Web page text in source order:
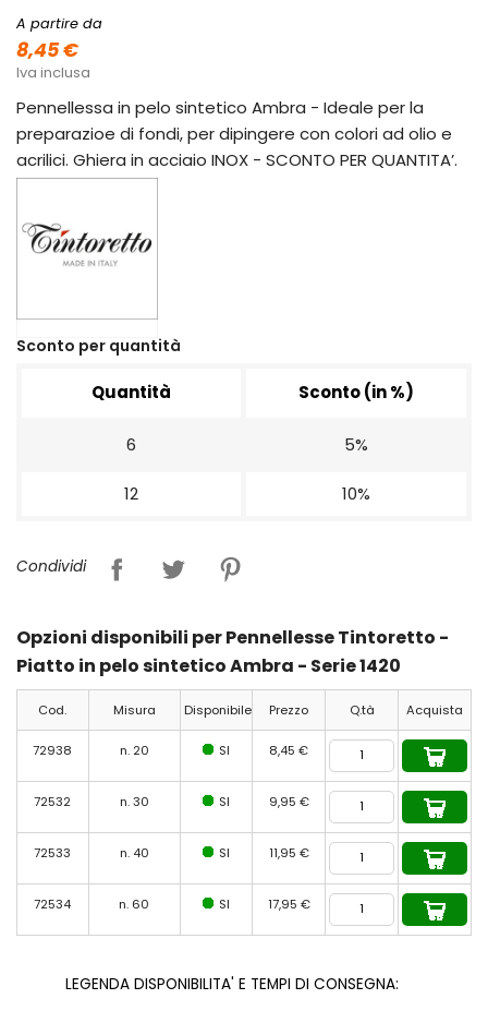
A partire da
8,45 €
Iva inclusa
Pennellessa in pelo sintetico Ambra - Ideale per la
preparazioe di fondi, per dipingere con colori ad olio e
acrilici. Ghiera in acciaio INOX - SCONTO PER QUANTITA’.
Sconto per quantità
Quantità Sconto (in %)
6 5%
12 10%
Condividi
Opzioni disponibili per Pennellesse Tintoretto -
Piatto in pelo sintetico Ambra - Serie 1420
Cod. Misura Disponibile Prezzo Q.tà Acquista
72938 n. 20 SI 8,45 €
72532 n. 30 SI 9,95 €
72533 n. 40 SI 11,95 €
72534 n. 60 SI 17,95 €
LEGENDA DISPONIBILITA' E TEMPI DI CONSEGNA: